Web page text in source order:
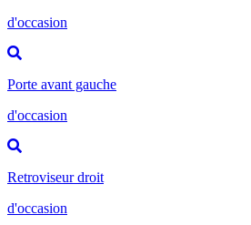
d'occasion
Porte avant gauche
d'occasion
Retroviseur droit
d'occasion